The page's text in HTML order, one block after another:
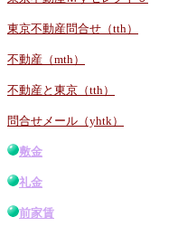
東京不動産問合せ（tth）
不動産（mth）
不動産と東京（tth）
問合せメール（yhtk）
敷金
礼金
前家賃